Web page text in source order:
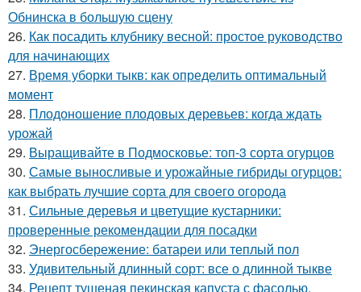
Обнинска в большую сцену
26. Как посадить клубнику весной: простое руководство
для начинающих
27. Время уборки тыкв: как определить оптимальный
момент
28. Плодоношение плодовых деревьев: когда ждать
урожай
29. Выращивайте в Подмосковье: топ-3 сорта огурцов
30. Самые выносливые и урожайные гибриды огурцов:
как выбрать лучшие сорта для своего огорода
31. Сильные деревья и цветущие кустарники:
проверенные рекомендации для посадки
32. Энергосбережение: батареи или теплый пол
33. Удивительный длинный сорт: все о длинной тыкве
34. Рецепт тушеная пекинская капуста с фасолью.